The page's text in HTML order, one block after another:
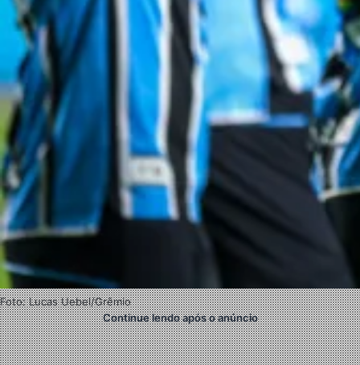
Foto: Lucas Uebel/Grêmio
Continue lendo após o anúncio